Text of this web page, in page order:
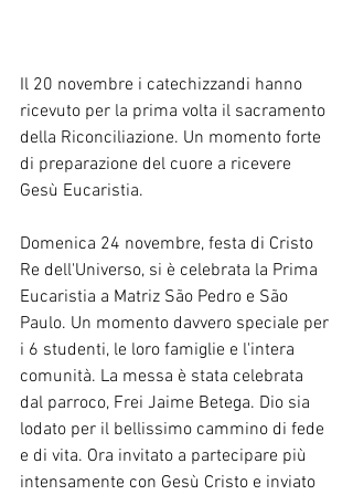
Il 20 novembre i catechizzandi hanno
ricevuto per la prima volta il sacramento
della Riconciliazione. Un momento forte
di preparazione del cuore a ricevere
Gesù Eucaristia.
Domenica 24 novembre, festa di Cristo
Re dell'Universo, si è celebrata la Prima
Eucaristia a Matriz São Pedro e São
Paulo. Un momento davvero speciale per
i 6 studenti, le loro famiglie e l'intera
comunità. La messa è stata celebrata
dal parroco, Frei Jaime Betega. Dio sia
lodato per il bellissimo cammino di fede
e di vita. Ora invitato a partecipare più
intensamente con Gesù Cristo e inviato